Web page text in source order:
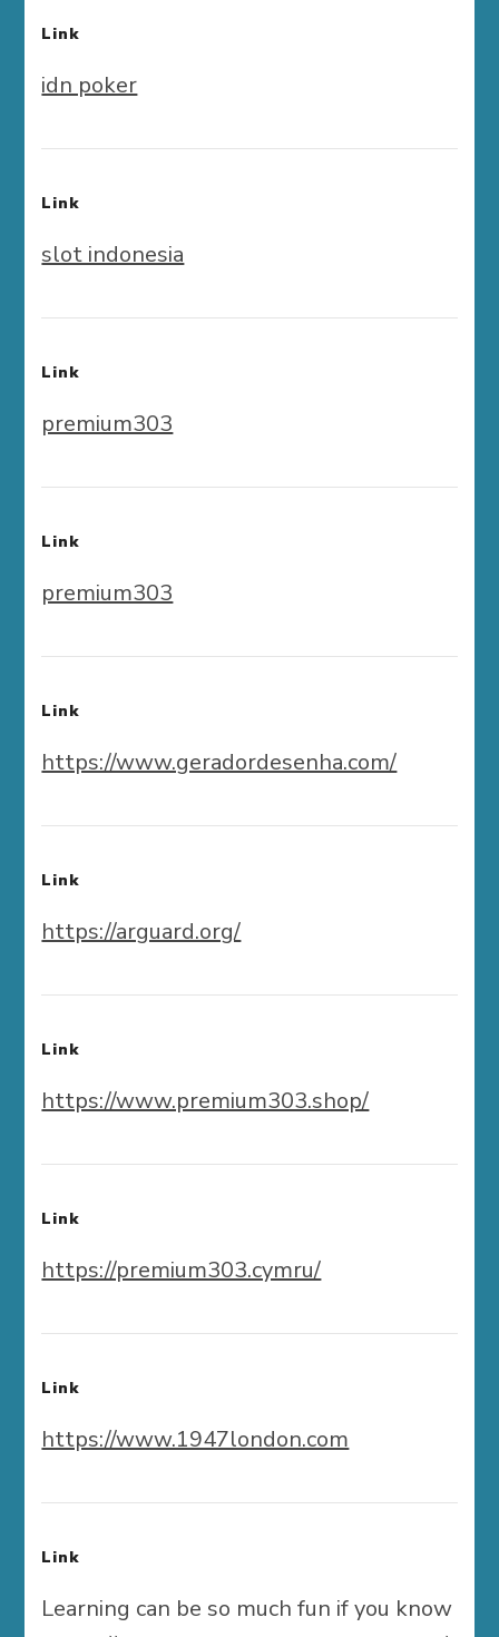
Link
idn poker
Link
slot indonesia
Link
premium303
Link
premium303
Link
https://www.geradordesenha.com/
Link
https://arguard.org/
Link
https://www.premium303.shop/
Link
https://premium303.cymru/
Link
https://www.1947london.com
Link
Learning can be so much fun if you know